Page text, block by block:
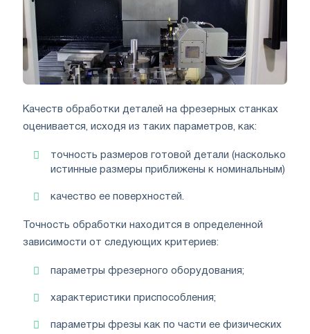
Качеств обработки деталей на фрезерных станках
оценивается, исходя из таких параметров, как:
точность размеров готовой детали (насколько
истинные размеры приближены к номинальным)
качество ее поверхностей.
Точность обработки находится в определенной
зависимости от следующих критериев:
параметры фрезерного оборудования;
характеристики приспособления;
параметры фрезы как по части ее физических